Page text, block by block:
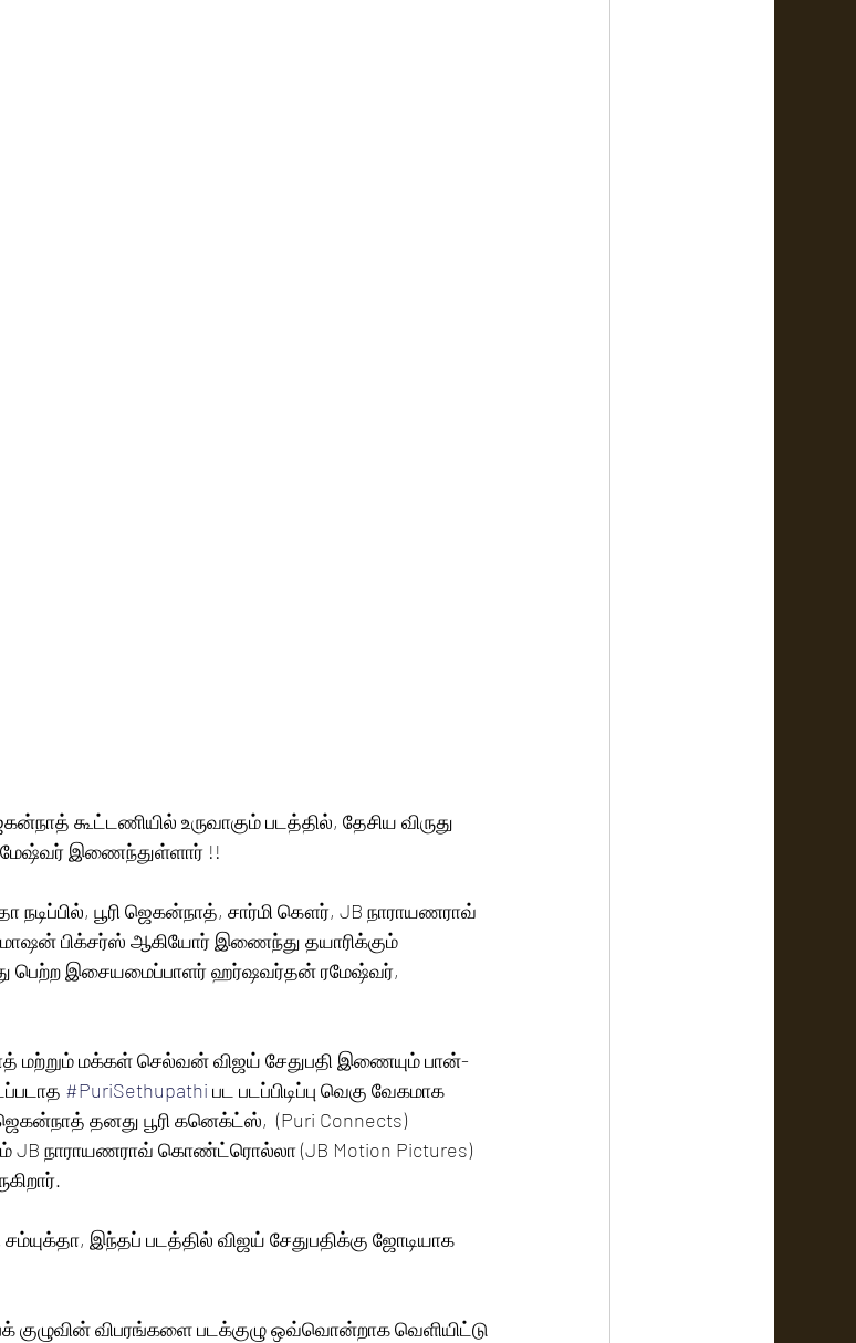
கூட்டணியில் உருவாகும் படத்தில், தேசிய விருது
இணைந்துள்ளார் !!
நடிப்பில், பூரி ஜெகன்நாத், சார்மி கௌர், JB நாராயணராவ்
பிக்சர்ஸ் ஆகியோர் இணைந்து தயாரிக்கும்
பெற்ற இசையமைப்பாளர் ஹர்ஷவர்தன் ரமேஷ்வர்,
மற்றும் மக்கள் செல்வன் விஜய் சேதுபதி இணையும் பான்-
#PuriSethupathi பட படப்பிடிப்பு வெகு வேகமாக
தனது பூரி கனெக்ட்ஸ்,  (Puri Connects)
JB நாராயணராவ் கொண்ட்ரொல்லா (JB Motion Pictures)
இந்தப் படத்தில் விஜய் சேதுபதிக்கு ஜோடியாக
குழுவின் விபரங்களை படக்குழு ஒவ்வொன்றாக வெளியிட்டு